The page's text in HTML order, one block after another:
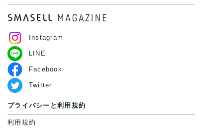
Instagram
LINE
Facebook
Twitter
プライバシーと利用規約
利用規約